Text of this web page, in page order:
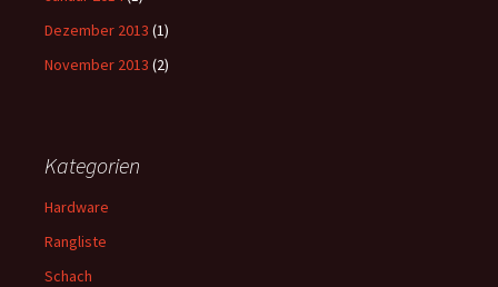
Dezember 2013 (1)
November 2013 (2)
Kategorien
Hardware
Rangliste
Schach